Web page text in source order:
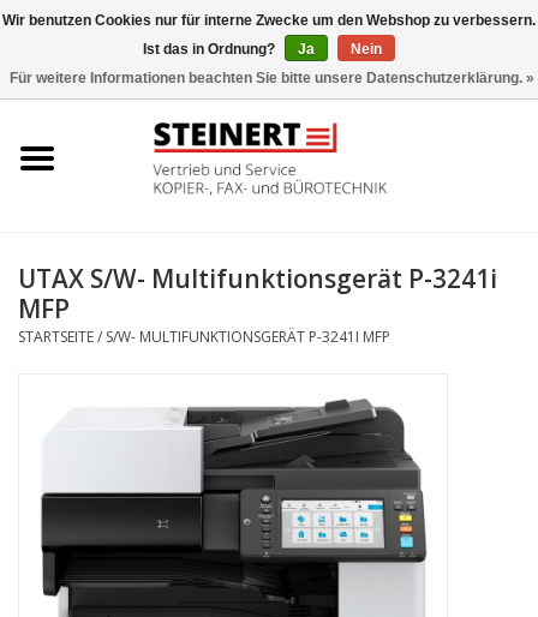
Büromaschinen- Service
Toner
UTAX S/W- Multifunktionsgerät P-3241i
MFP
STARTSEITE/ S/W- MULTIFUNKTIONSGERÄT P-3241I MFP
Wir benutzen Cookies nur für interne Zwecke um den Webshop zu verbessern.
Ist das in Ordnung?
Ja
Nein
Für weitere Informationen beachten Sie bitte unsere Datenschutzerklärung. »